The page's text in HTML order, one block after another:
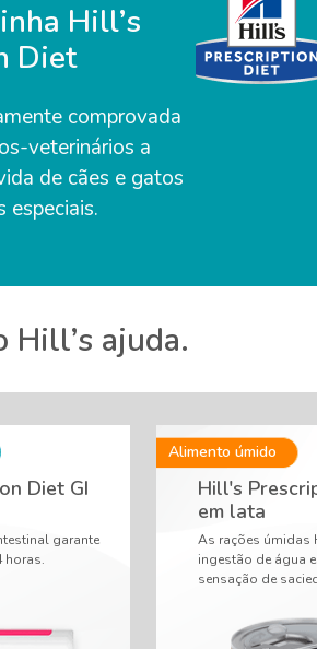
Hill’s
Diet
comprovada
veterinários a
de cães e gatos
especiais.
Hill’s ajuda.
Diet GI
garante
horas.
Hill's
em lata
As rações úmidas
ingestão de água
sensação de